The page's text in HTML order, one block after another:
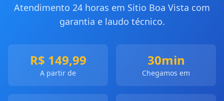
Atendimento 24 horas em Sitio Boa Vista com
garantia e laudo técnico.
R$ 149,99
A partir de
30min
Chegamos em